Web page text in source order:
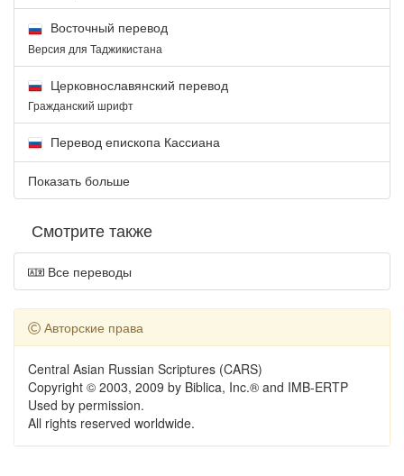
Восточный перевод
Версия для Таджикистана
Церковнославянский перевод
Гражданский шрифт
Перевод епископа Кассиана
Показать больше
Смотрите также
Все переводы
Авторские права
Central Asian Russian Scriptures (CARS)
Copyright © 2003, 2009 by Biblica, Inc.® and IMB-ERTP
Used by permission.
All rights reserved worldwide.